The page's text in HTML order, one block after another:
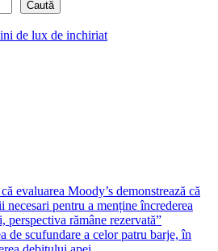
Caută
evaluarea Moody’s demonstrează că
necesari pentru a menține încrederea
perspectiva rămâne rezervată”
de scufundare a celor patru barje, în